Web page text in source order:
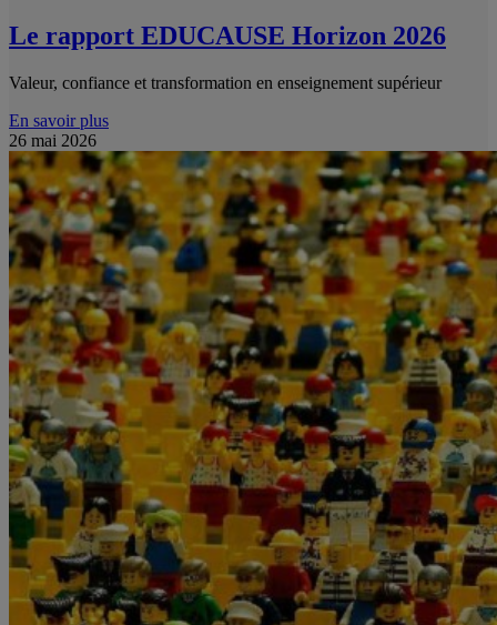
Le rapport EDUCAUSE Horizon 2026
Valeur, confiance et transformation en enseignement supérieur
En savoir plus
26 mai 2026